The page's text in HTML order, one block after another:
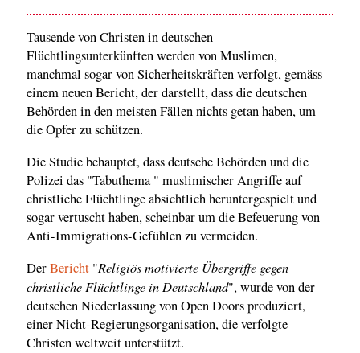
Tausende von Christen in deutschen
Flüchtlingsunterkünften werden von Muslimen,
manchmal sogar von Sicherheitskräften verfolgt, gemäss
einem neuen Bericht, der darstellt, dass die deutschen
Behörden in den meisten Fällen nichts getan haben, um
die Opfer zu schützen.
Die Studie behauptet, dass deutsche Behörden und die
Polizei das "Tabuthema " muslimischer Angriffe auf
christliche Flüchtlinge absichtlich heruntergespielt und
sogar vertuscht haben, scheinbar um die Befeuerung von
Anti-Immigrations-Gefühlen zu vermeiden.
DerBericht "Religiös motivierte Übergriffe gegen
christliche Flüchtlinge in Deutschland", wurde von der
deutschen Niederlassung von Open Doors produziert,
einer Nicht-Regierungsorganisation, die verfolgte
Christen weltweit unterstützt.